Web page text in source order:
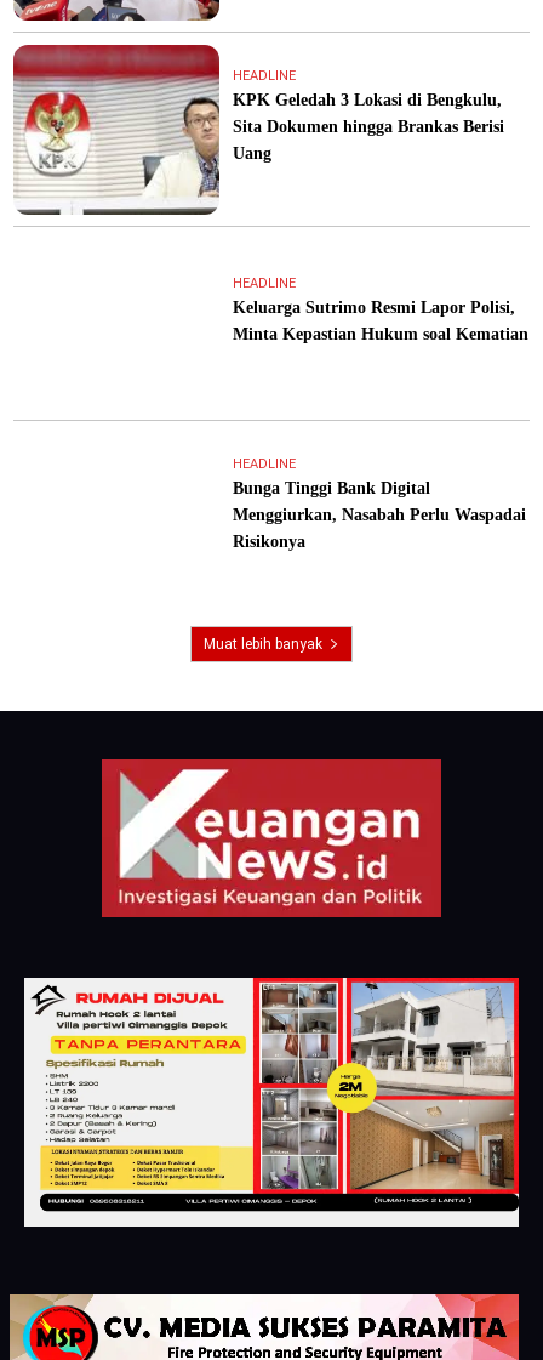
HEADLINE
KPK Geledah 3 Lokasi di Bengkulu,
Sita Dokumen hingga Brankas Berisi
Uang
HEADLINE
Keluarga Sutrimo Resmi Lapor Polisi,
Minta Kepastian Hukum soal Kematian
HEADLINE
Bunga Tinggi Bank Digital
Menggiurkan, Nasabah Perlu Waspadai
Risikonya
Muat lebih banyak